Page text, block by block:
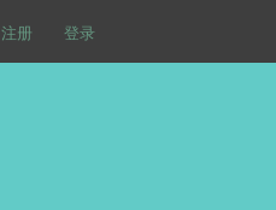
注册 登录